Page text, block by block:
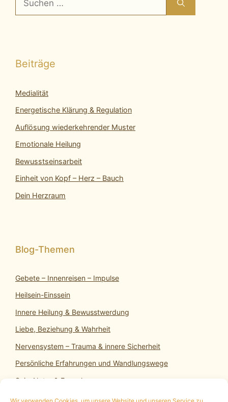
nach:
Beiträge
Medialität
Energetische Klärung & Regulation
Auflösung wiederkehrender Muster
Emotionale Heilung
Bewusstseinsarbeit
Einheit von Kopf – Herz – Bauch
Dein Herzraum
Gebete – Innenreisen – Impulse
Heilsein-Einssein
Innere Heilung & Bewusstwerdung
Liebe, Beziehung & Wahrheit
Nervensystem – Trauma & innere Sicherheit
Persönliche Erfahrungen und Wandlungswege
SeinsNatur & Erwachen